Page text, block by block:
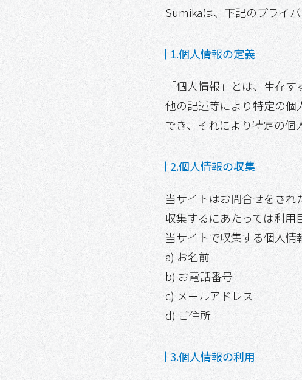
Sumikaは、下記のプライ
1.個人情報の定義
「個人情報」とは、生存
他の記述等により特定の
でき、それにより特定の個
2.個人情報の収集
当サイトはお問合せをされ
収集するにあたっては利用
当サイトで収集する個人情
a) お名前
b) お電話番号
c) メールアドレス
d) ご住所
3.個人情報の利用